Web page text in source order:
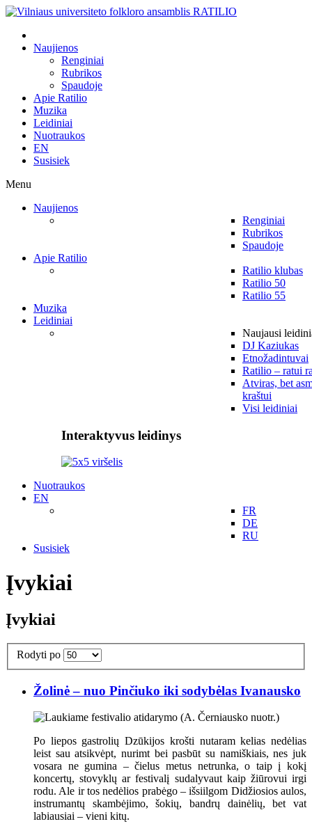
Naujienos
Renginiai
Rubrikos
Spaudoje
Apie Ratilio
Muzika
Leidiniai
Nuotraukos
EN
Susisiek
Menu
Naujienos
Renginiai
Rubrikos
Spaudoje
Apie Ratilio
Ratilio klubas
Ratilio 50
Ratilio 55
Muzika
Leidiniai
Naujausi
DJ Kaziukas
Etnožadintuvai
Ratilio – ratui
Atviras, bet
kraštui
Visi leidiniai
Interaktyvus leidinys
Nuotraukos
EN
FR
DE
RU
Susisiek
Įvykiai
Įvykiai
Rodyti po
Žolinė – nuo Pinčiuko iki sodybėlas Ivanausko
Po liepos gastrolių Dzūkijos krošti nutaram kelias nedėlias
leist sau atsikvėpt, nurimt bei pasbūt su namiškiais, nes juk
vosara ne gumina – čielus metus netrunka, o taip į kokį
koncertų, stovyklų ar festivalį sudalyvaut kaip žiūrovui irgi
rodu. Ale ir tos nedėlios prabėgo – išsiilgom Didžiosios aulos,
instrumantų skambėjimo, šokių, bandrų dainėlių, bet vat
labiausiai – vieni kitų.